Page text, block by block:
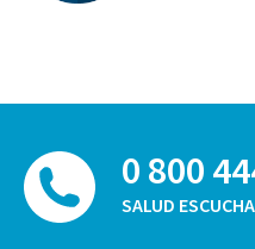
0 800
SALUD ESCUCHA